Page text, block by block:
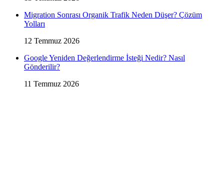
Migration Sonrası Organik Trafik Neden Düşer? Çözüm
Yolları
12 Temmuz 2026
Google Yeniden Değerlendirme İsteği Nedir? Nasıl
Gönderilir?
11 Temmuz 2026